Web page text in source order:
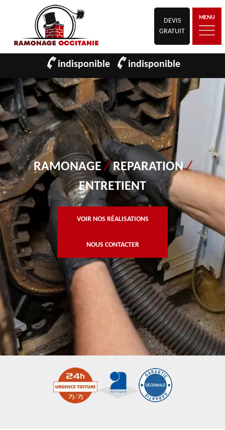
DEVIS
GRATUIT
MENU
indisponible indisponible
RAMONAGE/REPARATION/
ENTRETIENT
VOIR NOS RÉALISATIONS
NOUS CONTACTER